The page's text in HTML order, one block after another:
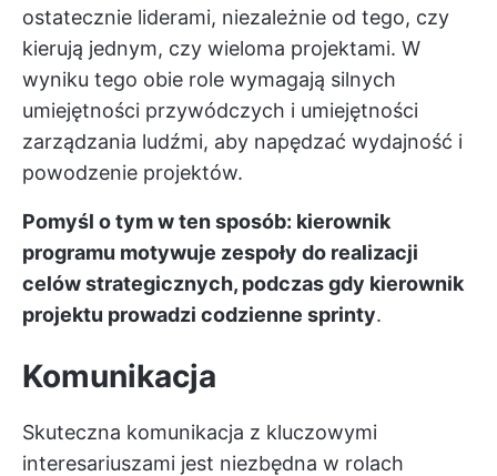
ostatecznie liderami, niezależnie od tego, czy
kierują jednym, czy wieloma projektami. W
wyniku tego obie role wymagają silnych
umiejętności przywódczych i umiejętności
zarządzania ludźmi, aby napędzać wydajność i
powodzenie projektów.
Pomyśl o tym w ten sposób: kierownik
programu motywuje zespoły do realizacji
celów strategicznych, podczas gdy kierownik
projektu prowadzi codzienne sprinty.
Komunikacja
Skuteczna komunikacja z kluczowymi
interesariuszami jest niezbędna w rolach